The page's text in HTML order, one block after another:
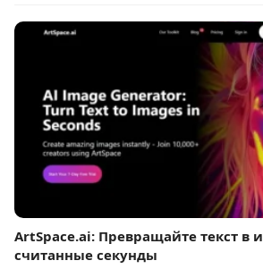
ArtSpace.ai: Превращайте текст в
считанные секунды